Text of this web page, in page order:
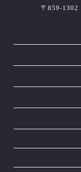
〒859-1302